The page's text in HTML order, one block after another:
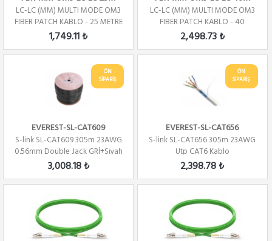
LC-LC (MM) MULTI MODE OM3
FIBER PATCH KABLO - 25 METRE
1,749.11 ₺
LC-LC (MM) MULTI MODE OM3
FIBER PATCH KABLO - 40
METRE
2,498.73 ₺
ÖN
SİPARİŞ
EVEREST-SL-CAT609
S-link SL-CAT609 305m 23AWG
0.56mm Double Jack GRİ+Siyah
CAT6 Kablo
3,008.18 ₺
ÖN
SİPARİŞ
EVEREST-SL-CAT656
S-link SL-CAT656 305m 23AWG
Utp CAT6 Kablo
2,398.78 ₺